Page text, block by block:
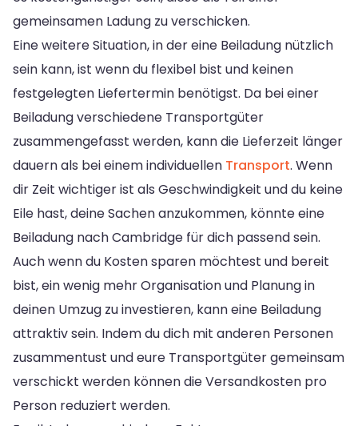
gemeinsamen Ladung zu verschicken.
Eine weitere Situation, in der eine Beiladung nützlich
sein kann, ist wenn du flexibel bist und keinen
festgelegten Liefertermin benötigst. Da bei einer
Beiladung verschiedene Transportgüter
zusammengefasst werden, kann die Lieferzeit länger
dauern als bei einem individuellen Transport. Wenn
dir Zeit wichtiger ist als Geschwindigkeit und du keine
Eile hast, deine Sachen anzukommen, könnte eine
Beiladung nach Cambridge für dich passend sein.
Auch wenn du Kosten sparen möchtest und bereit
bist, ein wenig mehr Organisation und Planung in
deinen Umzug zu investieren, kann eine Beiladung
attraktiv sein. Indem du dich mit anderen Personen
zusammentust und eure Transportgüter gemeinsam
verschickt werden können die Versandkosten pro
Person reduziert werden.